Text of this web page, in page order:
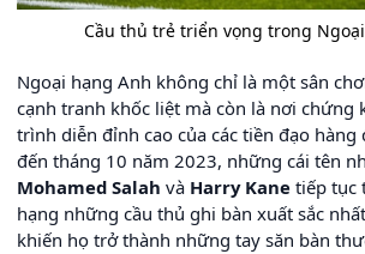
Cầu thủ trẻ triển vọng trong
Ngoại hạng Anh không chỉ là một sân
cạnh tranh khốc liệt mà còn là nơi chứng
trình diễn đỉnh cao của các tiền đạo hàng
đến tháng 10 năm 2023, những cái tên
Mohamed Salah và Harry Kane tiếp tục
hạng những cầu thủ ghi bàn xuất sắc
khiến họ trở thành những tay săn bàn